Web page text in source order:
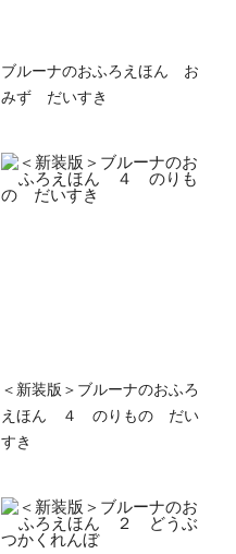
ブルーナのおふろえほん お
みず だいすき
＜新装版＞ブルーナのおふろ
えほん ４ のりもの だい
すき